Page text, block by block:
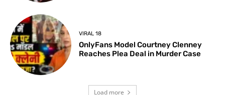
VIRAL 18
OnlyFans Model Courtney Clenney
Reaches Plea Deal in Murder Case
Load more